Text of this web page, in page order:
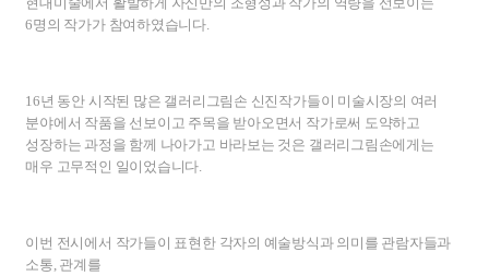
6명의 작가가 참여하였습니다.
16년 동안 시작된 많은 갤러리그림손 신진작가들이 미술시장의 여러
분야에서 작품을 선보이고 주목을 받아오면서 작가로써 도약하고
성장하는 과정을 함께 나아가고 바라보는 것은 갤러리그림손에게는
매우 고무적인 일이었습니다.
이번 전시에서 작가들이 표현한 각자의 예술방식과 의미를 관람자들과
소통, 관계를